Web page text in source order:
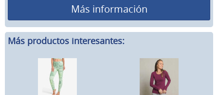
Más información
Más productos interesantes: